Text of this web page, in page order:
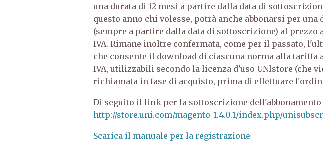
una durata di 12 mesi a partire dalla data di
questo anno chi volesse, potrà anche abbonarsi per una
(sempre a partire dalla data di sottoscrizione) al prezzo
IVA. Rimane inoltre confermata, come per il passato,
che consente il download di ciascuna norma alla tariffa
IVA, utilizzabili secondo la licenza d'uso UNlstore (che
richiamata in fase di acquisto, prima di effettuare
Di seguito il link per la sottoscrizione dell'abbonamento
http://store.uni.com/magento-1.4.0.1/index.php/
Scarica il manuale per la registrazione